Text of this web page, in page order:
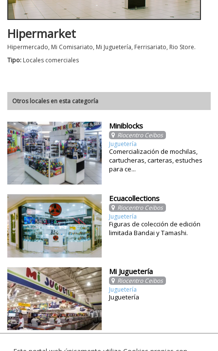
Hipermarket
Hipermercado, Mi Comisariato, Mi Juguetería, Ferrisariato, Rio Store.
Tipo: Locales comerciales
Otros locales en esta categoría
Miniblocks
Riocentro Ceibos
Juguetería
Comercialización de mochilas,
cartucheras, carteras, estuches
para ce...
Ecuacollections
Riocentro Ceibos
Juguetería
Figuras de colección de edición
limitada Bandai y Tamashi.
Mi Juguetería
Riocentro Ceibos
Juguetería
Juguetería